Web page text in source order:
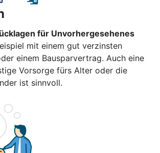
für Unvorhergesehenes
mit einem gut verzinsten
einem Bausparvertrag. Auch eine
Vorsorge fürs Alter oder die
ist sinnvoll.